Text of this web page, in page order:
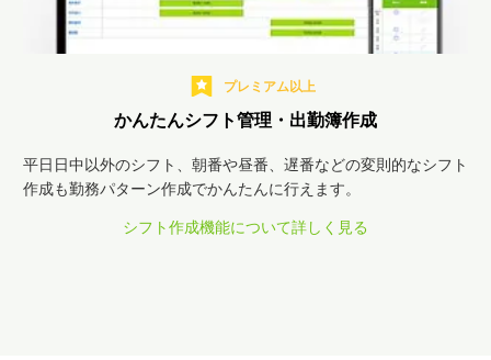
プレミアム以上
かんたんシフト管理・出勤簿作成
平日日中以外のシフト、朝番や昼番、遅番などの変則的なシフト
作成も勤務パターン作成でかんたんに行えます。
シフト作成機能について詳しく見る